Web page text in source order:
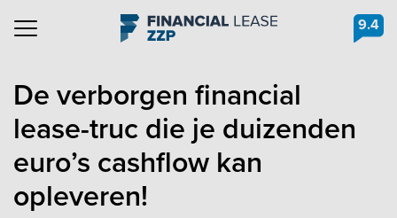
Navigation 9.4
De verborgen financial
lease-truc die je duizenden
euro’s cashflow kan
opleveren!